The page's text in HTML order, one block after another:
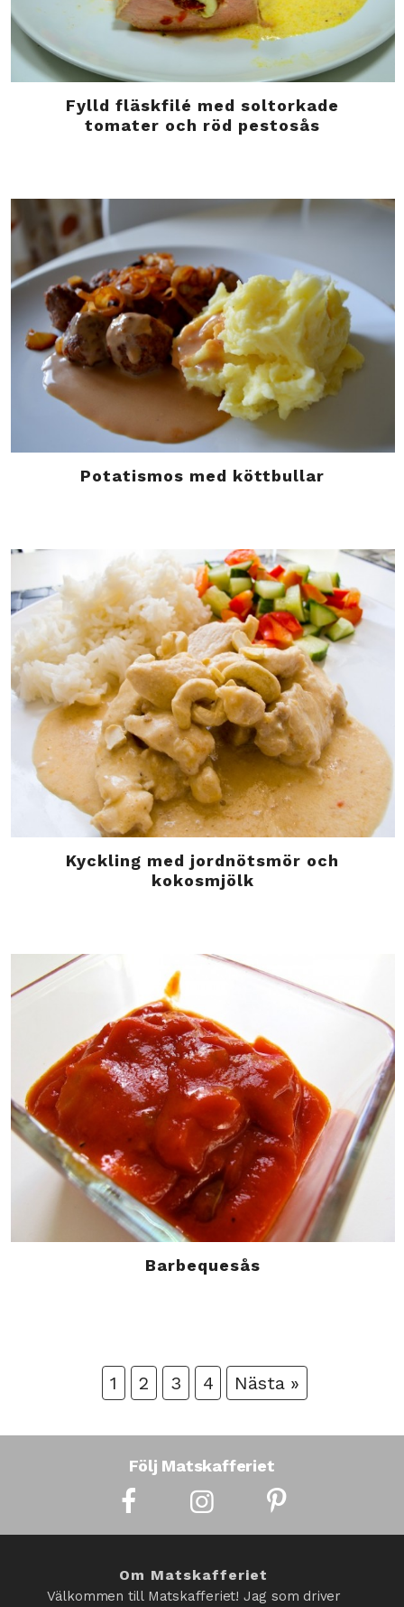
Fylld fläskfilé med soltorkade
tomater och röd pestosås
Potatismos med köttbullar
Kyckling med jordnötsmör och
kokosmjölk
Barbequesås
1 2 3 4 Nästa »
Följ Matskafferiet
Om Matskafferiet
Välkommen till Matskafferiet! Jag som driver